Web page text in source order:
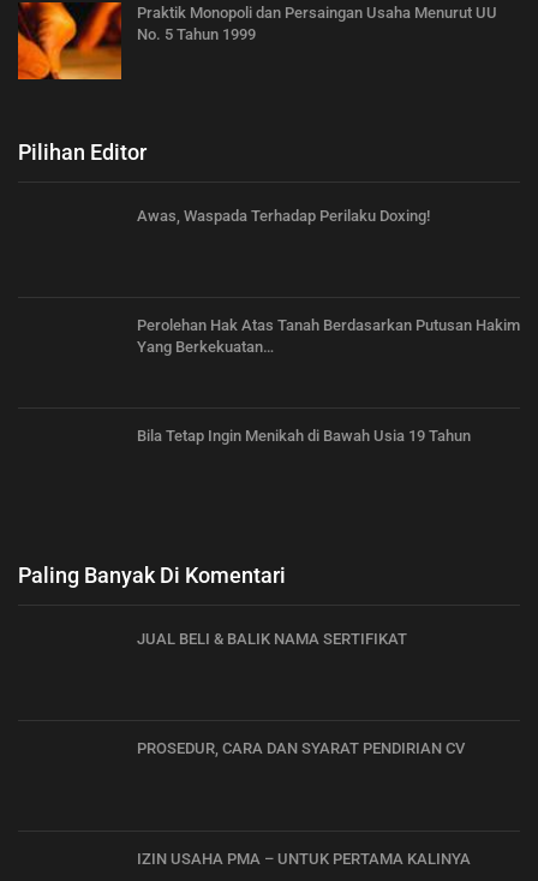
Praktik Monopoli dan Persaingan Usaha Menurut UU
No. 5 Tahun 1999
Pilihan Editor
Awas, Waspada Terhadap Perilaku Doxing!
Perolehan Hak Atas Tanah Berdasarkan Putusan Hakim
Yang Berkekuatan…
Bila Tetap Ingin Menikah di Bawah Usia 19 Tahun
Paling Banyak Di Komentari
JUAL BELI & BALIK NAMA SERTIFIKAT
PROSEDUR, CARA DAN SYARAT PENDIRIAN CV
IZIN USAHA PMA – UNTUK PERTAMA KALINYA